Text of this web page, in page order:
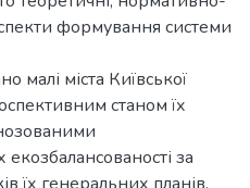
формування системи
малі міста Київської
станом їх
за